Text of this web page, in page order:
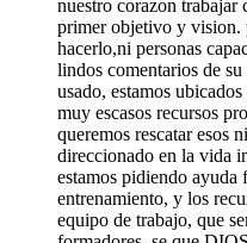
nuestro corazon trabajar
primer objetivo y vision.
hacerlo,ni personas
lindos comentarios de
usado, estamos
muy escasos recursos
queremos rescatar esos
direccionado en la vida
estamos pidiendo ayuda
entrenamiento, y los
equipo de trabajo, que